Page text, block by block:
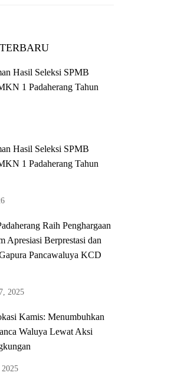
Hasil Seleksi SPMB
1 Padaherang Tahun
Hasil Seleksi SPMB
1 Padaherang Tahun
Raih Penghargaan
Apresiasi Berprestasi dan
Pancawaluya KCD
2025
Kamis: Menumbuhkan
Waluya Lewat Aksi